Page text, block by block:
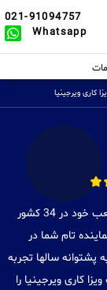
021-91094757
Whatsapp
کاری ویرجینیا
(Sabtta Group) با ایجاد شعب خود در 34 کشور
تام شما در
پشتوانه سالها تجربه
کاری ویرجینیا را